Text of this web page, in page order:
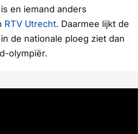
en iemand anders
RTV Utrecht. Daarmee lijkt de
de nationale ploeg ziet dan
olympiër.